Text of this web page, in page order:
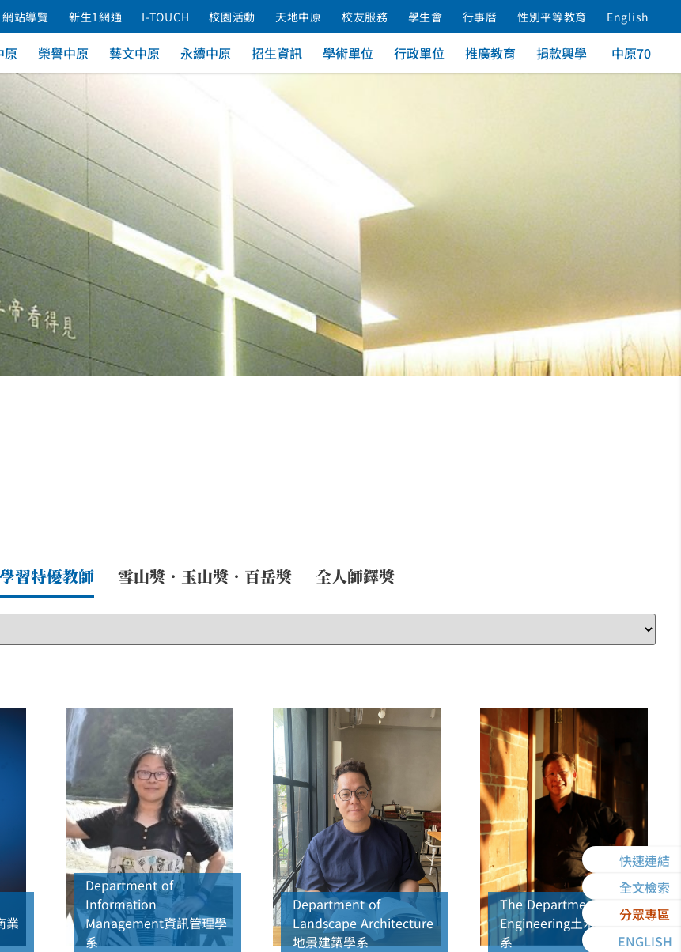
網站導覽 新生1網通 I-TOUCH 校園活動 天地中原 校友服務 學生會 行事曆 性別平等教育 English
原 榮譽中原 藝文中原 永續中原 招生資訊 學術單位 行政單位 推廣教育 捐款興學 中原70
快速連結
全文檢索
分眾專區
ENGLISH
習特優教師 雪山獎．玉山獎．百岳獎 全人師鐸獎
業
Department of
Information
Management資訊管理學
系
Department of
Landscape Architecture
地景建築學系
The Department of Civil
Engineering土木工程學
系